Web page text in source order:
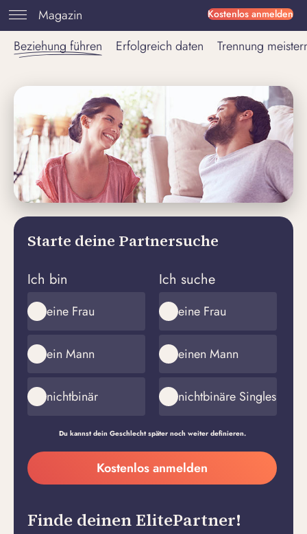
Kostenlos anmelden
Magazin
Beziehung führen
Erfolgreich daten Trennung
Starte deine Partnersuche
Ich bin
eine Frau
ein Mann
nichtbinär
Ich suche
eine Frau
einen Mann
nichtbinäre Singles
Du kannst dein Geschlecht später noch weiter definieren.
Meine
E-
Adresse
erstellen
Kostenlos anmelden
Finde deinen ElitePartner!